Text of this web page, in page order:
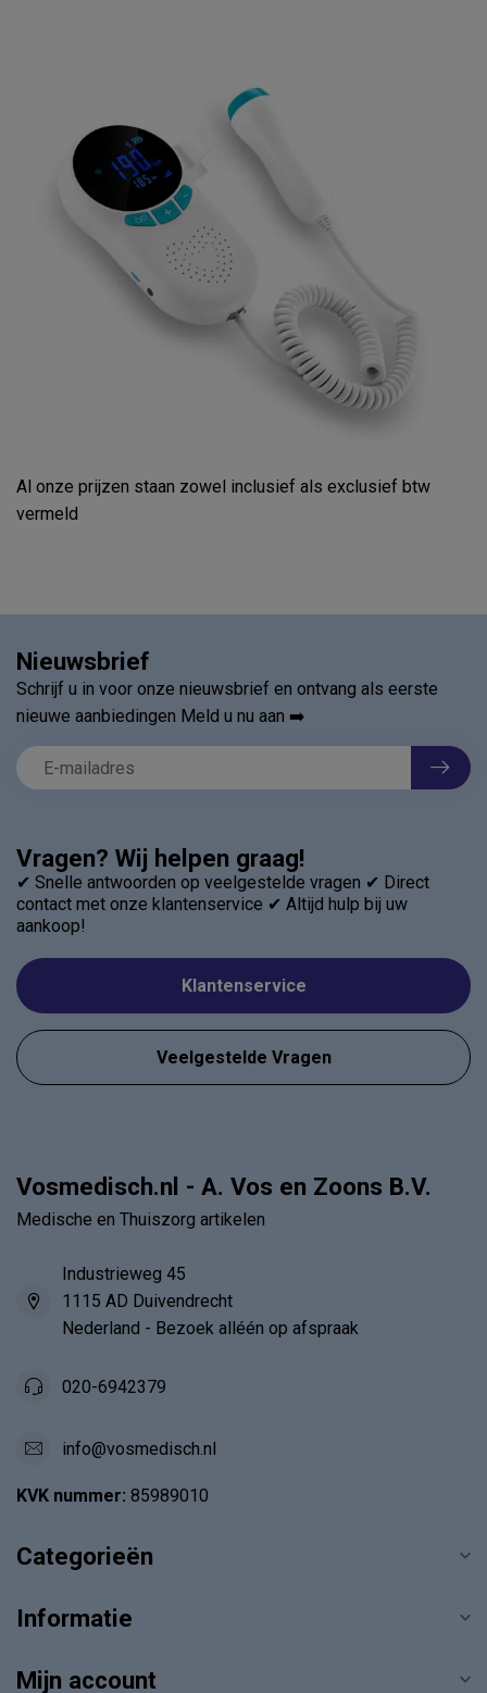
Al onze prijzen staan zowel inclusief als exclusief btw
vermeld
Vragen? Wij helpen graag!
✔ Snelle antwoorden op veelgestelde vragen ✔ Direct
contact met onze klantenservice ✔ Altijd hulp bij uw
aankoop!
Klantenservice
Veelgestelde Vragen
Nieuwsbrief
Schrijf u in voor onze nieuwsbrief en ontvang als eerste
nieuwe aanbiedingen Meld u nu aan ➡️
Vosmedisch.nl - A. Vos en Zoons B.V.
Medische en Thuiszorg artikelen
Industrieweg 45
1115 AD Duivendrecht
Nederland - Bezoek alléén op afspraak
020-6942379
info@vosmedisch.nl
KVK nummer: 85989010
Categorieën
Informatie
Mijn account